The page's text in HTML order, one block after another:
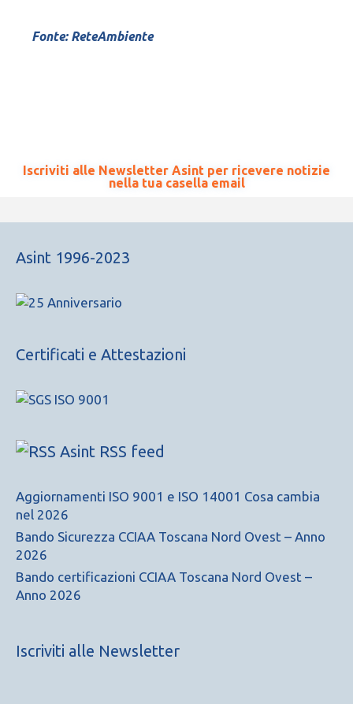
Fonte: ReteAmbiente
Iscriviti alle Newsletter Asint per ricevere notizie
nella tua casella email
Asint 1996-2023
Certificati e Attestazioni
Asint RSS feed
Aggiornamenti ISO 9001 e ISO 14001 Cosa cambia
nel 2026
Bando Sicurezza CCIAA Toscana Nord Ovest – Anno
2026
Bando certificazioni CCIAA Toscana Nord Ovest –
Anno 2026
Iscriviti alle Newsletter